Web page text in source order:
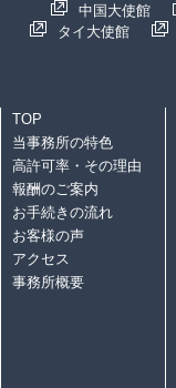
中国大使館
タイ大使館
TOP
当事務所の特色
高許可率・その理由
報酬のご案内
お手続きの流れ
お客様の声
アクセス
事務所概要